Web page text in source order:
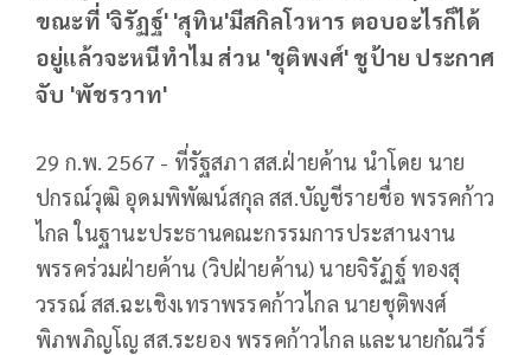
ขณะที่ 'จิรัฏฐ์' 'สุทิน'มีสกิลโวหาร ตอบอะไรก็ได้
อยู่แล้วจะหนีทำไม ส่วน 'ชุติพงศ์' ชูป้าย ประกาศ
จับ 'พัชรวาท'
29 ก.พ. 2567 - ที่รัฐสภา สส.ฝ่ายค้าน นำโดย นาย
ปกรณ์วุฒิ อุดมพิพัฒน์สกุล สส.บัญชีรายชื่อ พรรคก้าว
ไกล ในฐานะประธานคณะกรรมการประสานงาน
พรรคร่วมฝ่ายค้าน (วิปฝ่ายค้าน)​ นายจิรัฏฐ์ ทองสุ
วรรณ์ สส.ฉะเชิงเทราพรรคก้าวไกล นายชุติพงศ์
พิภพภิญโญ สส.ระยอง พรรคก้าวไกล และนายกัณวีร์